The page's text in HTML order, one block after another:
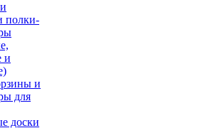
полки-
и
и
для
доски